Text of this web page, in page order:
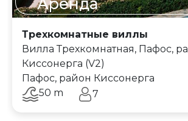
Аренда
Трехкомнатные виллы
Вилла Трехкомнатная, Пафос,
Киссонерга (V2)
Пафос, район Киссонерга
50 m
7